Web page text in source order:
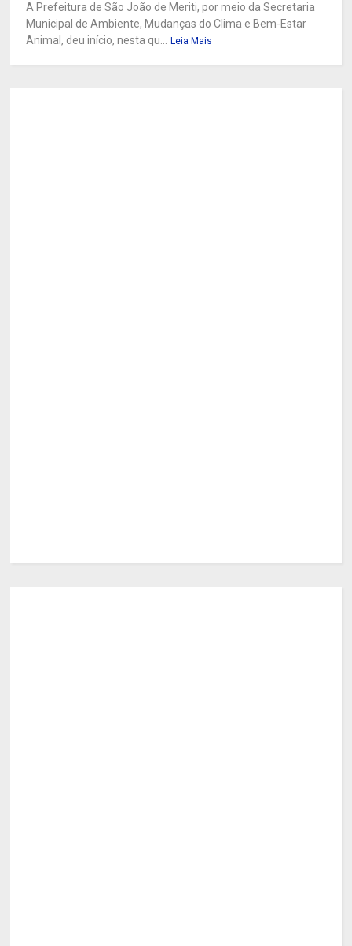
A Prefeitura de São João de Meriti, por meio da Secretaria
Municipal de Ambiente, Mudanças do Clima e Bem-Estar
Animal, deu início, nesta qu... Leia Mais